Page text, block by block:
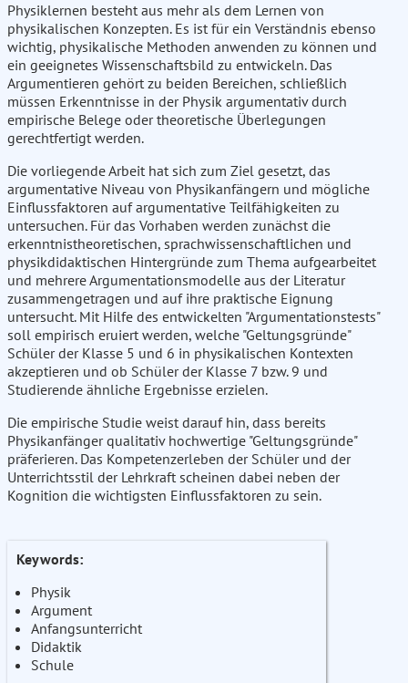
Physiklernen besteht aus mehr als dem Lernen von
physikalischen Konzepten. Es ist für ein Verständnis ebenso
wichtig, physikalische Methoden anwenden zu können und
ein geeignetes Wissenschaftsbild zu entwickeln. Das
Argumentieren gehört zu beiden Bereichen, schließlich
müssen Erkenntnisse in der Physik argumentativ durch
empirische Belege oder theoretische Überlegungen
gerechtfertigt werden.
Die vorliegende Arbeit hat sich zum Ziel gesetzt, das
argumentative Niveau von Physikanfängern und mögliche
Einflussfaktoren auf argumentative Teilfähigkeiten zu
untersuchen. Für das Vorhaben werden zunächst die
erkenntnistheoretischen, sprachwissenschaftlichen und
physikdidaktischen Hintergründe zum Thema aufgearbeitet
und mehrere Argumentationsmodelle aus der Literatur
zusammengetragen und auf ihre praktische Eignung
untersucht. Mit Hilfe des entwickelten "Argumentationstests"
soll empirisch eruiert werden, welche "Geltungsgründe"
Schüler der Klasse 5 und 6 in physikalischen Kontexten
akzeptieren und ob Schüler der Klasse 7 bzw. 9 und
Studierende ähnliche Ergebnisse erzielen.
Die empirische Studie weist darauf hin, dass bereits
Physikanfänger qualitativ hochwertige "Geltungsgründe"
präferieren. Das Kompetenzerleben der Schüler und der
Unterrichtsstil der Lehrkraft scheinen dabei neben der
Kognition die wichtigsten Einflussfaktoren zu sein.
Keywords:
Physik
Argument
Anfangsunterricht
Didaktik
Schule